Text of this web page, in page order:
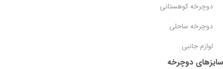
دوچرخه کوهستانی
دوچرخه ساحلی
لوازم جانبی
سایزهای دوچرخه